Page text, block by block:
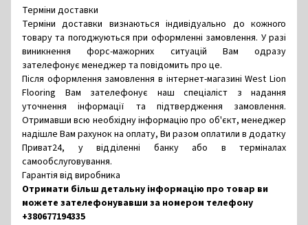
Терміни доставки
Терміни доставки визнаються індивідуально до кожного
товару та погоджуються при оформленні замовлення. У разі
виникнення форс-мажорних ситуацій Вам одразу
зателефонує менеджер та повідомить про це.
Після оформлення замовлення в інтернет-магазині West Lion
Flooring Вам зателефонує наш спеціаліст з надання
уточнення інформації та підтвердження замовлення.
Отримавши всю необхідну інформацію про об'єкт, менеджер
надішле Вам рахунок на оплату, Ви разом оплатили в додатку
Приват24, у відділенні банку або в терміналах
самообслуговування.
Гарантія від виробника
Отримати більш детальну інформацію про товар ви
можете зателефонувавши за номером телефону
+380677194335